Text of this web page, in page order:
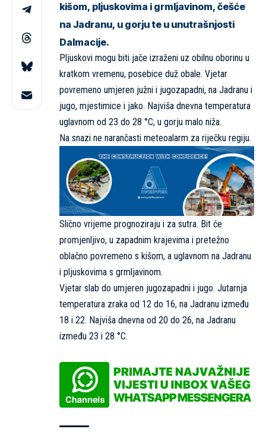
kišom, pljuskovima i grmljavinom, češće
na Jadranu, u gorju te u unutrašnjosti
Dalmacije.
Pljuskovi mogu biti jače izraženi uz obilnu oborinu u
kratkom vremenu, posebice duž obale. Vjetar
povremeno umjeren južni i jugozapadni, na Jadranu i
jugo, mjestimice i jako. Najviša dnevna temperatura
uglavnom od 23 do 28 °C, u gorju malo niža.
Na snazi ne narančasti meteoalarm za riječku regiju.
Slično vrijeme prognoziraju i za sutra. Bit će
promjenljivo, u zapadnim krajevima i pretežno
oblačno povremeno s kišom, a uglavnom na Jadranu
i pljuskovima s grmljavinom.
Vjetar slab do umjeren jugozapadni i jugo. Jutarnja
temperatura zraka od 12 do 16, na Jadranu između
18 i 22. Najviša dnevna od 20 do 26, na Jadranu
između 23 i 28 °C.